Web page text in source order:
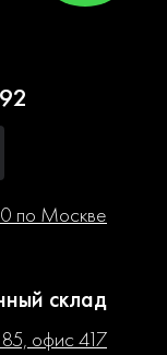
по Москве
склад
офис 417